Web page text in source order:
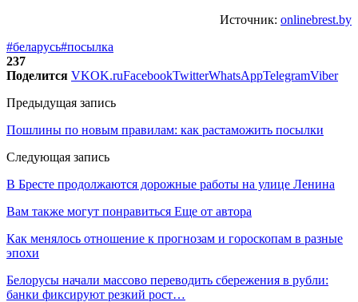
Источник: onlinebrest.by
#беларусь#посылка
237
Поделится VKOK.ruFacebookTwitterWhatsAppTelegramViber
Предыдущая запись
Пошлины по новым правилам: как растаможить посылки
Следующая запись
В Бресте продолжаются дорожные работы на улице Ленина
Вам также могут понравиться Еще от автора
Как менялось отношение к прогнозам и гороскопам в разные
эпохи
Белорусы начали массово переводить сбережения в рубли:
банки фиксируют резкий рост…